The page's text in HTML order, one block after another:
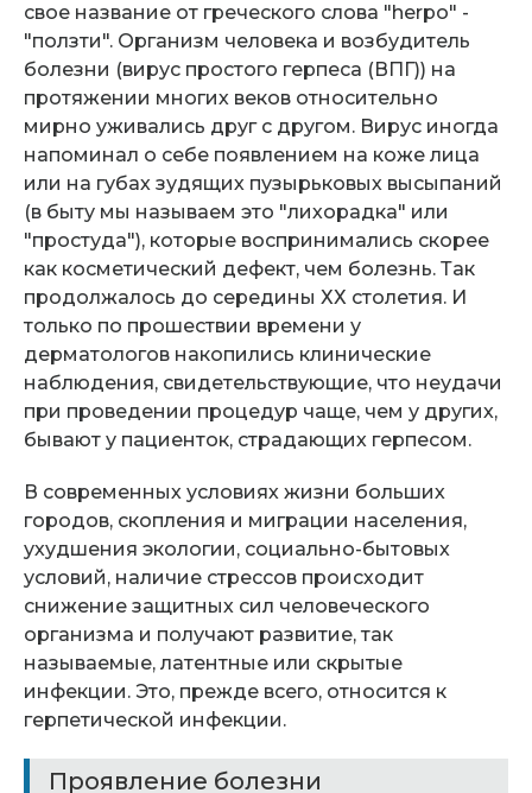
свое название от греческого слова "herpo" -
"ползти". Организм человека и возбудитель
болезни (вирус простого герпеса (ВПГ)) на
протяжении многих веков относительно
мирно уживались друг с другом. Вирус иногда
напоминал о себе появлением на коже лица
или на губах зудящих пузырьковых высыпаний
(в быту мы называем это "лихорадка" или
"простуда"), которые воспринимались скорее
как косметический дефект, чем болезнь. Так
продолжалось до середины ХХ столетия. И
только по прошествии времени у
дерматологов накопились клинические
наблюдения, свидетельствующие, что неудачи
при проведении процедур чаще, чем у других,
бывают у пациенток, страдающих герпесом.
В современных условиях жизни больших
городов, скопления и миграции населения,
ухудшения экологии, социально-бытовых
условий, наличие стрессов происходит
снижение защитных сил человеческого
организма и получают развитие, так
называемые, латентные или скрытые
инфекции. Это, прежде всего, относится к
герпетической инфекции.
Проявление болезни